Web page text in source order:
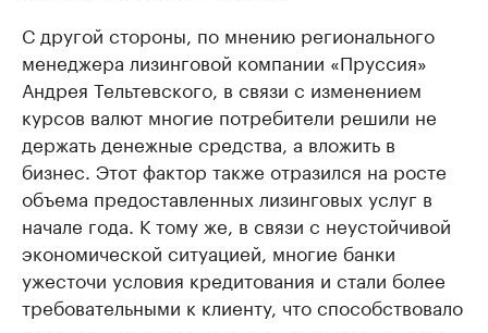
С другой стороны, по мнению регионального
менеджера лизинговой компании «Пруссия»
Андрея Тельтевского, в связи с изменением
курсов валют многие потребители решили не
держать денежные средства, а вложить в
бизнес. Этот фактор также отразился на росте
объема предоставленных лизинговых услуг в
начале года. К тому же, в связи с неустойчивой
экономической ситуацией, многие банки
ужесточи условия кредитования и стали более
требовательными к клиенту, что способствовало